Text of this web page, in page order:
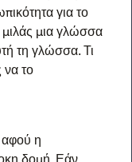
για το
μιλάς μια γλώσσα
τη γλώσσα. Τι
να το
αφού η
δομή. Εάν